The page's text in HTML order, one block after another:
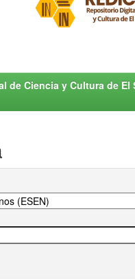
de Ciencia y Cultura de El